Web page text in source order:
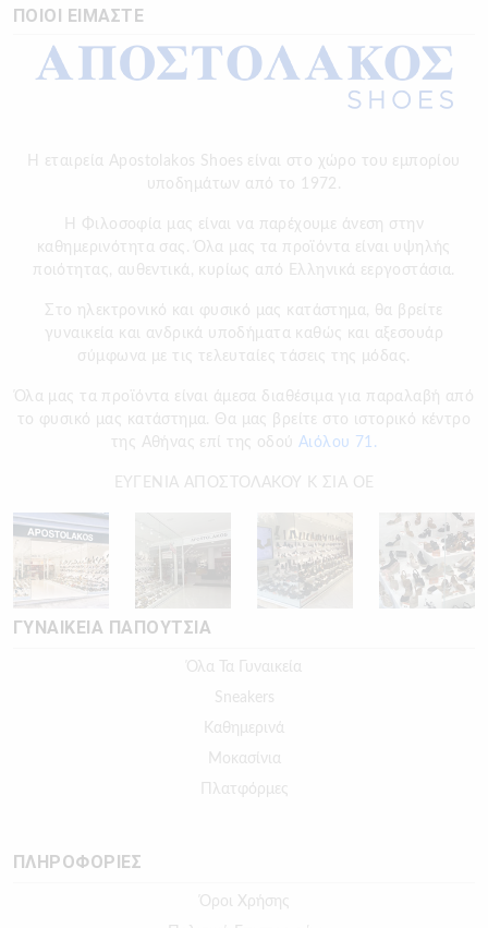
ΠΟΙΟΙ ΕΙΜΑΣΤΕ
Η εταιρεία Apostolakos Shoes είναι στο χώρο του εμπορίου
υποδημάτων από το 1972.
H Φιλοσοφία μας είναι να παρέχουμε άνεση στην
καθημερινότητα σας. Όλα μας τα προϊόντα είναι υψηλής
ποιότητας, αυθεντικά, κυρίως από Ελληνικά εεργοστάσια.
Στο ηλεκτρονικό και φυσικό μας κατάστημα, θα βρείτε
γυναικεία και ανδρικά υποδήματα καθώς και αξεσουάρ
σύμφωνα με τις τελευταίες τάσεις της μόδας.
Όλα μας τα προϊόντα είναι άμεσα διαθέσιμα για παραλαβή από
το φυσικό μας κατάστημα. Θα μας βρείτε στο ιστορικό κέντρο
της Αθήνας επί της οδού Αιόλου 71.
ΕΥΓΕΝΙΑ ΑΠΟΣΤΟΛΑΚΟΥ Κ ΣΙΑ ΟΕ
ΓΥΝΑΙΚΕΙΑ ΠΑΠΟΥΤΣΙΑ
Όλα Τα Γυναικεία
Sneakers
Καθημερινά
Μοκασίνια
Πλατφόρμες
ΠΛΗΡΟΦΟΡΙΕΣ
Όροι Χρήσης